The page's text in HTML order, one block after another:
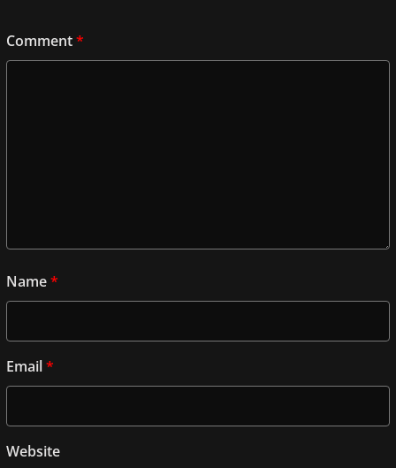
Comment*
Name*
Email*
Website